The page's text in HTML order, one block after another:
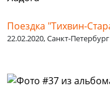
Поездка "Тихвин-
22.02.2020, Санкт-Петербург